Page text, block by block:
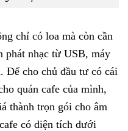
chỉ có loa mà còn cần
phát nhạc từ USB, máy
Để cho chủ đầu tư có cái
quán cafe của mình,
thành trọn gói cho âm
có diện tích dưới